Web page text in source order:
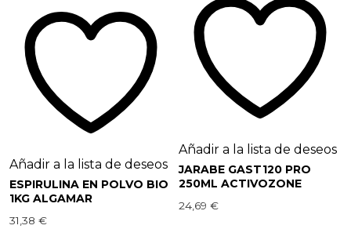
Añadir a la lista de deseos
ESPIRULINA EN POLVO BIO
1KG ALGAMAR
31,38€
Añadir a la lista de deseos
JARABE GAST120 PRO
250ML ACTIVOZONE
24,69€